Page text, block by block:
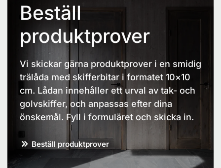
Beställ
produktprover
Vi skickar gärna produktprover i en smidig
trälåda med skifferbitar i formatet 10×10
cm. Lådan innehåller ett urval av tak- och
golvskiffer, och anpassas efter dina
önskemål. Fyll i formuläret och skicka in.
Beställ produktprover